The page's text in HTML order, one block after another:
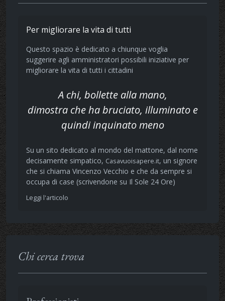
Per migliorare la vita di tutti
Questo spazio è dedicato a chiunque voglia
suggerire agli amministratori possibili iniziative per
migliorare la vita di tutti i cittadini
A chi, bollette alla mano,
dimostra che ha bruciato, illuminato e
quindi inquinato meno
Su un sito dedicato al mondo del mattone, dal nome
decisamente simpatico, Casavuoisapere.it, un signore
che si chiama Vincenzo Vecchio e che da sempre si
occupa di case (scrivendone su Il Sole 24 Ore)
Leggi l'articolo
Chi cerca trova